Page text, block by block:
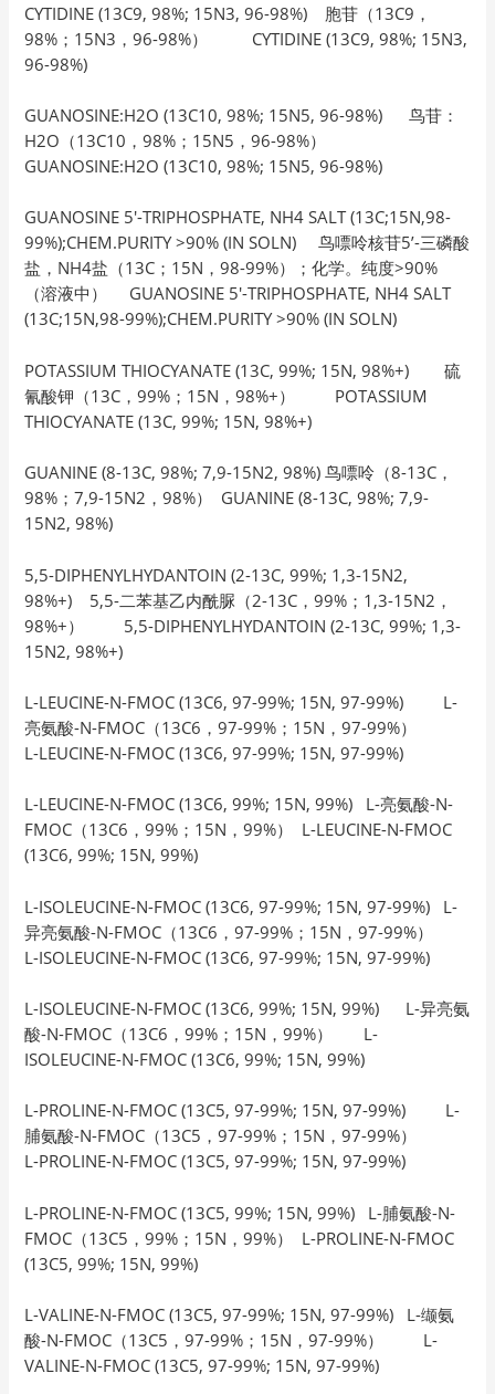
CYTIDINE (13C9, 98%; 15N3, 96-98%) 胞苷（13C9，
98%；15N3，96-98%） CYTIDINE (13C9, 98%; 15N3,
96-98%)
GUANOSINE:H2O (13C10, 98%; 15N5, 96-98%) 鸟苷：
H2O（13C10，98%；15N5，96-98%）
GUANOSINE:H2O (13C10, 98%; 15N5, 96-98%)
GUANOSINE 5′-TRIPHOSPHATE, NH4 SALT (13C;15N,98-
99%);CHEM.PURITY >90% (IN SOLN) 鸟嘌呤核苷5’-三磷酸
盐，NH4盐（13C；15N，98-99%）；化学。纯度>90%
（溶液中） GUANOSINE 5′-TRIPHOSPHATE, NH4 SALT
(13C;15N,98-99%);CHEM.PURITY >90% (IN SOLN)
POTASSIUM THIOCYANATE (13C, 99%; 15N, 98%+) 硫
氰酸钾（13C，99%；15N，98%+） POTASSIUM
THIOCYANATE (13C, 99%; 15N, 98%+)
GUANINE (8-13C, 98%; 7,9-15N2, 98%) 鸟嘌呤（8-13C，
98%；7,9-15N2，98%） GUANINE (8-13C, 98%; 7,9-
15N2, 98%)
5,5-DIPHENYLHYDANTOIN (2-13C, 99%; 1,3-15N2,
98%+) 5,5-二苯基乙内酰脲（2-13C，99%；1,3-15N2，
98%+） 5,5-DIPHENYLHYDANTOIN (2-13C, 99%; 1,3-
15N2, 98%+)
L-LEUCINE-N-FMOC (13C6, 97-99%; 15N, 97-99%) L-
亮氨酸-N-FMOC（13C6，97-99%；15N，97-99%）
L-LEUCINE-N-FMOC (13C6, 97-99%; 15N, 97-99%)
L-LEUCINE-N-FMOC (13C6, 99%; 15N, 99%) L-亮氨酸-N-
FMOC（13C6，99%；15N，99%） L-LEUCINE-N-FMOC
(13C6, 99%; 15N, 99%)
L-ISOLEUCINE-N-FMOC (13C6, 97-99%; 15N, 97-99%) L-
异亮氨酸-N-FMOC（13C6，97-99%；15N，97-99%）
L-ISOLEUCINE-N-FMOC (13C6, 97-99%; 15N, 97-99%)
L-ISOLEUCINE-N-FMOC (13C6, 99%; 15N, 99%) L-异亮氨
酸-N-FMOC（13C6，99%；15N，99%） L-
ISOLEUCINE-N-FMOC (13C6, 99%; 15N, 99%)
L-PROLINE-N-FMOC (13C5, 97-99%; 15N, 97-99%) L-
脯氨酸-N-FMOC（13C5，97-99%；15N，97-99%）
L-PROLINE-N-FMOC (13C5, 97-99%; 15N, 97-99%)
L-PROLINE-N-FMOC (13C5, 99%; 15N, 99%) L-脯氨酸-N-
FMOC（13C5，99%；15N，99%） L-PROLINE-N-FMOC
(13C5, 99%; 15N, 99%)
L-VALINE-N-FMOC (13C5, 97-99%; 15N, 97-99%) L-缬氨
酸-N-FMOC（13C5，97-99%；15N，97-99%） L-
VALINE-N-FMOC (13C5, 97-99%; 15N, 97-99%)